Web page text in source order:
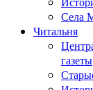
Села
Читальня
газеты